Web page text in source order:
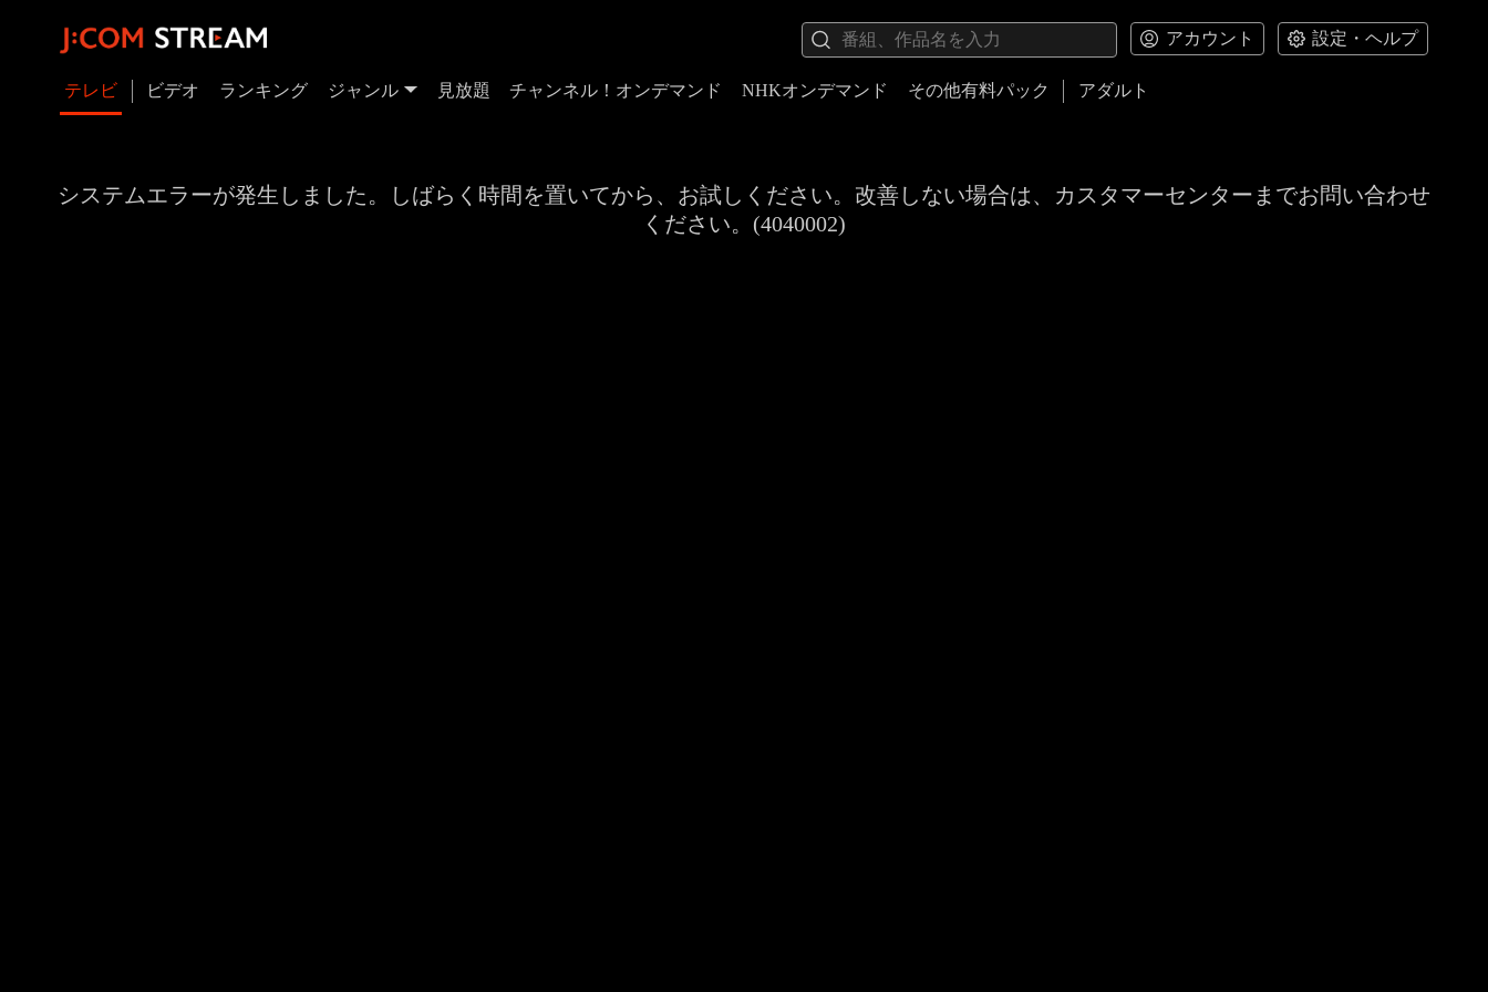
アカウント 設定・ヘルプ
テレビ ビデオ ランキング ジャンル 見放題 チャンネル！オンデマンド NHKオンデマンド その他有料パック アダルト
システムエラーが発生しました。しばらく時間を置いてから、お試しください。改善しない場合は、カスタマーセンターまでお問い合わせ
ください。(4040002)